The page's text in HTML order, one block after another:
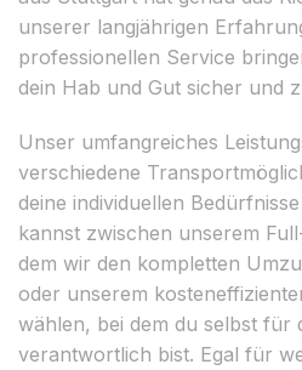
unserer langjährigen
professionellen Service
dein Hab und Gut sicher und
Unser umfangreiches
verschiedene
deine individuellen
kannst zwischen unserem
dem wir den kompletten
oder unserem
wählen, bei dem du selbst für
verantwortlich bist. Egal für